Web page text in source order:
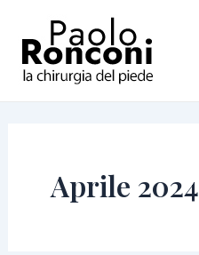
contenuto
Aprile 2024